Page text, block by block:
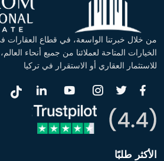
من خلال خبرتنا الواسعة، في قطاع العقارات
الخيارات المتاحة لعملائنا من جميع أنحاء
للاستثمار العقاري أو الاستقرار في تركيا
الأكثر طلبًا